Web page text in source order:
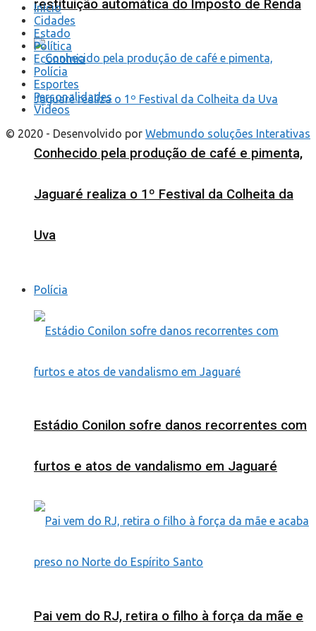
restituição automática do Imposto de Renda
Conhecido pela produção de café e pimenta,
Jaguaré realiza o 1º Festival da Colheita da
Uva
Polícia
Estádio Conilon sofre danos recorrentes com
furtos e atos de vandalismo em Jaguaré
Pai vem do RJ, retira o filho à força da mãe e
Início
Cidades
Estado
Política
Economia
Polícia
Esportes
Personalidades
Videos
© 2020 - Desenvolvido por Webmundo soluções Interativas